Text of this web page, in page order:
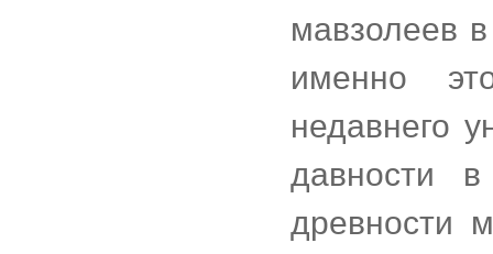
мавзолеев
именно
недавнего
давности
древности